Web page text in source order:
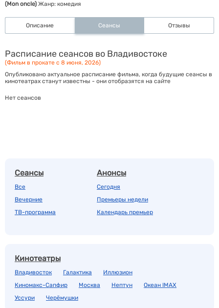
(Mon oncle) Жанр: комедия
Описание Сеансы Отзывы
Расписание сеансов во Владивостоке
(Фильм в прокате с 8 июня, 2026)
Опубликовано актуальное расписание фильма, когда будущие сеансы в
кинотеатрах станут известны - они отобразятся на сайте
Нет сеансов
Сеансы
Все
Вечерние
ТВ-программа
Анонсы
Сегодня
Премьеры недели
Календарь премьер
Кинотеатры
Владивосток Галактика
Иллюзион
Киномакс-Сапфир
Москва Нептун
Океан IMAX
Уссури
Черёмушки